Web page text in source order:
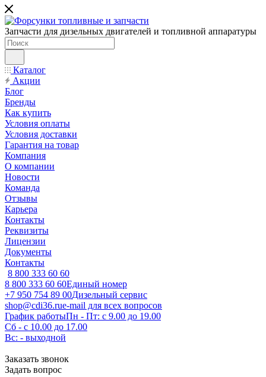
Запчасти для дизельных двигателей и топливной аппаратуры
Каталог
Акции
Блог
Бренды
Как купить
Условия оплаты
Условия доставки
Гарантия на товар
Компания
О компании
Новости
Команда
Отзывы
Карьера
Контакты
Реквизиты
Лицензии
Документы
Контакты
8 800 333 60 60
8 800 333 60 60Единый номер
+7 950 754 89 00Дизельный сервис
shop@cdi36.rue-mail для всех вопросов
График работыПн - Пт: с 9.00 до 19.00
Сб - с 10.00 до 17.00
Вс: - выходной
Заказать звонок
Задать вопрос